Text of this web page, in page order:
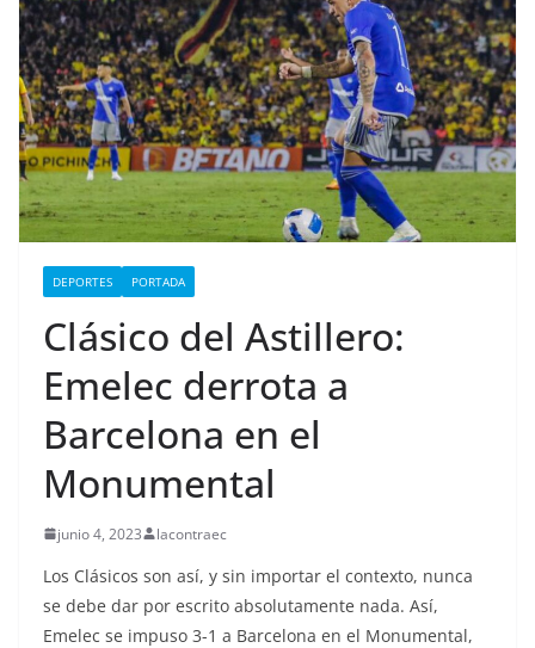
DEPORTES PORTADA
Clásico del Astillero:
Emelec derrota a
Barcelona en el
Monumental
junio 4, 2023 lacontraec
Los Clásicos son así, y sin importar el contexto, nunca
se debe dar por escrito absolutamente nada. Así,
Emelec se impuso 3-1 a Barcelona en el Monumental,